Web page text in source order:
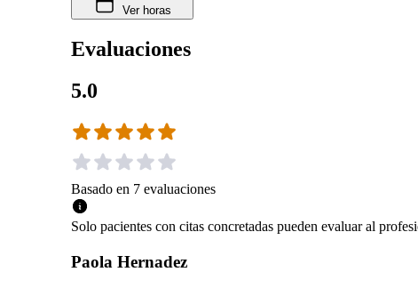
Ver horas
Evaluaciones
5.0
Basado en 7 evaluaciones
Solo pacientes con citas concretadas pueden evaluar al
Paola Hernadez